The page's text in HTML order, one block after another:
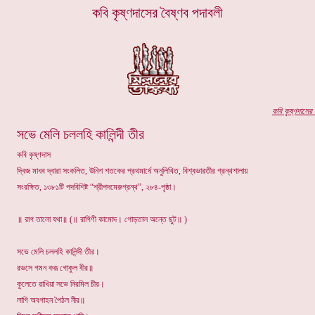
কবি কৃষ্ণদাসের বৈষ্ণব পদাবলী
সভে মেলি চললহি কালিন্দী তীর
কবি কৃষ্ণদাস
দ্বিজ মাধব দ্বারা সংকলিত, উনিশ শতকের প্রথমার্ধে অনুলিখিত, বিশ্বভারতীর গ্রন্থশালায়
সংরক্ষিত, ১৩৮১টি পদবিশিষ্ট “শ্রীপদমেরুগ্রন্থ”, ২৮৪-পৃষ্ঠা।
॥ রাগ তালো যথা॥ (॥ রাগিণী কামোদ। গোড়তাল অন্তে ছুট॥ )
সভে মেলি চললহি কালিন্দী তীর।
রভসে গমন করূ গোকুল বীর॥
কুলেতে রাখিয়া সভে নিরমিল চীর।
লাগি অবগাহন পৈঠল নীর॥
কবি কৃষ্ণদাসের